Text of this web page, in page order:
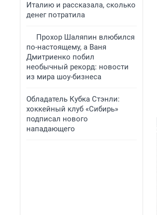
Италию и рассказала, сколько
денег потратила
Прохор Шаляпин влюбился
по-настоящему, а Ваня
Дмитриенко побил
необычный рекорд: новости
из мира шоу-бизнеса
Обладатель Кубка Стэнли:
хоккейный клуб «Сибирь»
подписал нового
нападающего